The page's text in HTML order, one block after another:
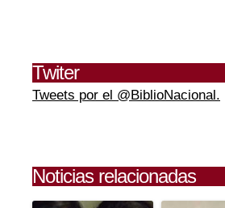
Twiter
Tweets por el @BiblioNacional.
Noticias relacionadas